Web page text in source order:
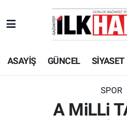
ASAYİŞ GÜNCEL SİYASET
SPOR
A MiLLi
EKONOMİ
SİYASET
Beyoğlu Hava Durumu
Beyoğlu Trafik Yoğunluk
Süper Lig Puan Durumu
Tüm Manşetler